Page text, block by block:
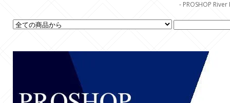
- PROSHOP